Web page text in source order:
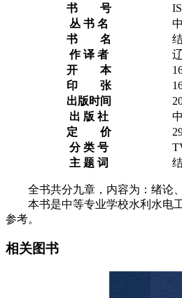
书 号
丛 书 名
书 名
作 译 者
开 本
印 张
出版时间
出 版 社
定 价
分 类 号
主 题 词
全书共分九章，内容为：绪论、
本书是中等专业学校水利水电工
参考。
相关图书